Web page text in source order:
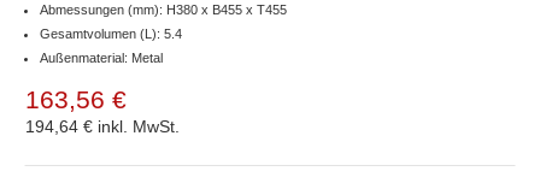
Abmessungen (mm): H380 x B455 x T455
Gesamtvolumen (L): 5.4
Außenmaterial: Metal
163,56 €
194,64 € inkl. MwSt.